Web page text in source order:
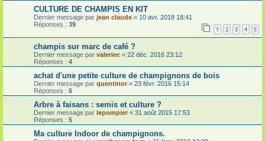
CULTURE DE CHAMPIS EN KIT
Dernier message par jean claude « 10 avr. 2018 18:41
Réponses : 39
1 2 3 4 5
champis sur marc de café ?
Dernier message par valeriec « 22 déc. 2016 23:12
Réponses : 4
achat d'une petite culture de champignons de bois
Dernier message par quentinor « 23 févr. 2016 15:14
Réponses : 6
Arbre à faisans : semis et culture ?
Dernier message par lepompier « 31 août 2015 17:53
Réponses : 5
Ma culture Indoor de champignons.